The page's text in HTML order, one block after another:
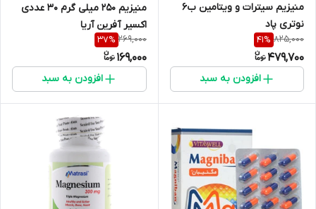
منیزیم سیترات و ویتامین ب6
نوتری پاد
825,000
41%
479,700
افزودن به سبد
منیزیم 250 میلی گرم 30 عددی
اکسیر آفرین آریا
269,000
37%
169,000
افزودن به سبد